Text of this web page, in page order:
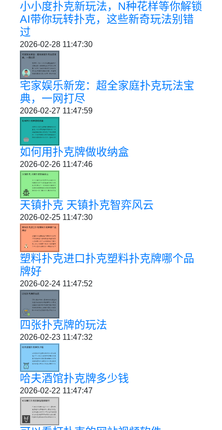
小小度扑克新玩法，N种花样等你解锁
AI带你玩转扑克，这些新奇玩法别错
过
2026-02-28 11:47:30
宅家娱乐新宠：超全家庭扑克玩法宝
典，一网打尽
2026-02-27 11:47:59
如何用扑克牌做收纳盒
2026-02-26 11:47:46
天镇扑克 天镇扑克智弈风云
2026-02-25 11:47:30
塑料扑克进口扑克塑料扑克牌哪个品
牌好
2026-02-24 11:47:52
四张扑克牌的玩法
2026-02-23 11:47:32
哈夫酒馆扑克牌多少钱
2026-02-22 11:47:47